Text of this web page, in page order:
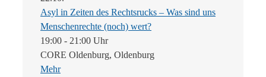
Asyl in Zeiten des Rechtsrucks – Was sind uns
Menschenrechte (noch) wert?
19:00 - 21:00 Uhr
CORE Oldenburg, Oldenburg
Mehr